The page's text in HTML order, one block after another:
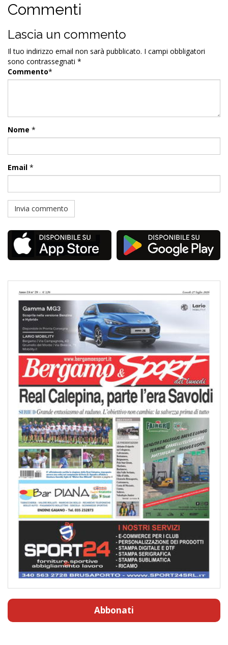
Commenti
Lascia un commento
Il tuo indirizzo email non sarà pubblicato. I campi obbligatori
sono contrassegnati *
Commento*
Nome *
Email *
Abbonati